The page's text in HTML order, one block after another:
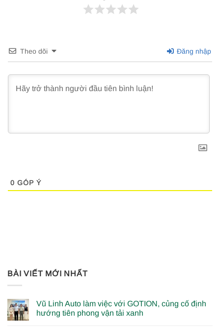
Theo dõi Đăng nhập
0 GÓP Ý
BÀI VIẾT MỚI NHẤT
Vũ Linh Auto làm việc với GOTION, củng cố định
hướng tiên phong vận tải xanh